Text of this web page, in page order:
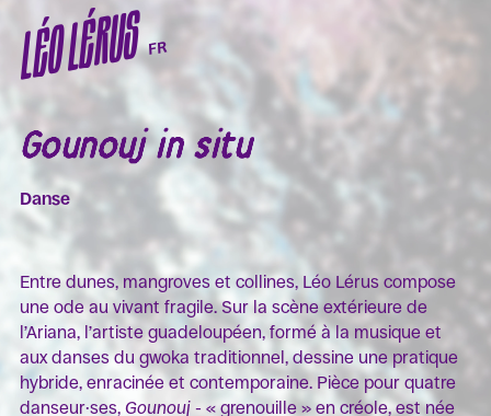
LÉO LÉRUSFR
Gounouj in situ
Danse
Entre dunes, mangroves et collines, Léo Lérus compose
une ode au vivant fragile. Sur la scène extérieure de
l’Ariana, l’artiste guadeloupéen, formé à la musique et
aux danses du gwoka traditionnel, dessine une pratique
hybride, enracinée et contemporaine. Pièce pour quatre
danseur·ses, Gounouj - « grenouille » en créole, est née